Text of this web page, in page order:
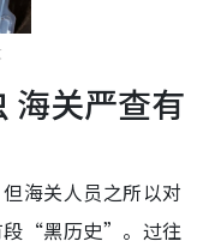
海关严查有
海关人员之所以对
段“黑历史”。过往